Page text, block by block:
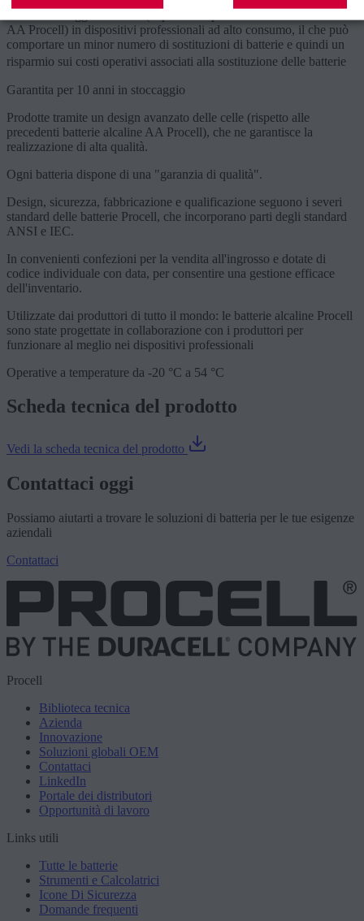
AA Procell) in dispositivi professionali ad alto consumo, il che può
comportare un minor numero di sostituzioni di batterie e quindi un
risparmio sui costi operativi associati alla sostituzione delle batterie ​
Garantita per 10 anni in stoccaggio
Prodotte tramite un design avanzato delle celle (rispetto alle
precedenti batterie alcaline AA Procell), che ne garantisce la
realizzazione di alta qualità.
Ogni batteria dispone di una "garanzia di qualità".
Design, sicurezza, fabbricazione e qualificazione seguono i severi
standard delle batterie Procell, che incorporano parti degli standard
ANSI e IEC.
In convenienti confezioni per la vendita all'ingrosso e dotate di
codice individuale con data, per consentire una gestione efficace
dell'inventario.
Utilizzate dai produttori di tutto il mondo: le batterie alcaline Procell
sono state progettate in collaborazione con i produttori per
funzionare al meglio nei dispositivi professionali
Operative a temperature da -20 °C a 54 °C
Scheda tecnica del prodotto
Vedi la scheda tecnica del prodotto
Contattaci oggi
Possiamo aiutarti a trovare le soluzioni di batteria per le tue esigenze
aziendali
Contattaci
Procell
Biblioteca tecnica
Azienda
Innovazione
Soluzioni globali OEM
Contattaci
LinkedIn
Portale dei distributori
Opportunità di lavoro
Links utili
Tutte le batterie
Strumenti e Calcolatrici
Icone Di Sicurezza
Domande frequenti